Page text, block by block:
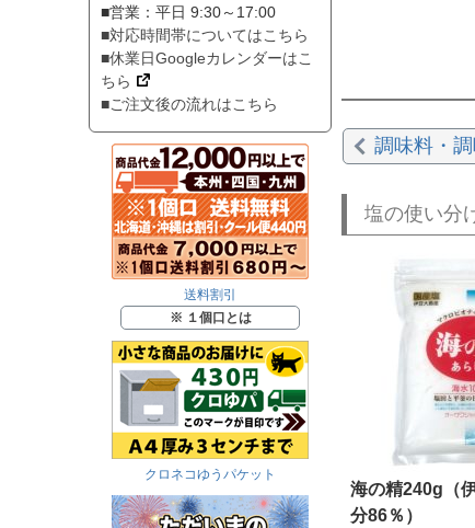
■営業：平日 9:30～17:00
■対応時間帯についてはこちら
■休業日Googleカレンダーはこ
ちら
■ご注文後の流れはこちら
送料割引
※ １個口とは
クロネコゆうパケット
調味料・
塩の使い分
海の精240g（
分86％）